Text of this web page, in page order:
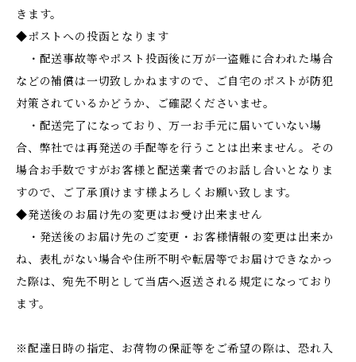
きます。
◆ポストへの投函となります
・配送事故等やポスト投函後に万が一盗難に合われた場合
などの補償は一切致しかねますので、ご自宅のポストが防犯
対策されているかどうか、ご確認くださいませ。
・配送完了になっており、万一お手元に届いていない場
合、弊社では再発送の手配等を行うことは出来ません。その
場合お手数ですがお客様と配送業者でのお話し合いとなりま
すので、ご了承頂けます様よろしくお願い致します。
◆発送後のお届け先の変更はお受け出来ません
・発送後のお届け先のご変更・お客様情報の変更は出来か
ね、表札がない場合や住所不明や転居等でお届けできなかっ
た際は、宛先不明として当店へ返送される規定になっており
ます。
※配達日時の指定、お荷物の保証等をご希望の際は、恐れ入